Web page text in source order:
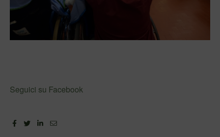
Seguici su Facebook
FacebookTwitterLinkedin
Email